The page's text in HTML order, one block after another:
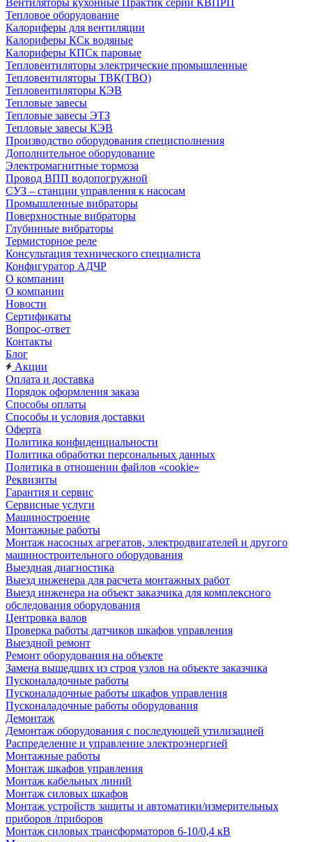
Вентиляторы кухонные Практик серии КВПРП
Тепловое оборудование
Калориферы для вентиляции
Калориферы КСк водяные
Калориферы КПСк паровые
Тепловентиляторы электрические промышленные
Тепловентиляторы ТВК(ТВО)
Тепловентиляторы КЭВ
Тепловые завесы
Тепловые завесы ЭТЗ
Тепловые завесы КЭВ
Производство оборудования специсполнения
Дополнительное оборудование
Электромагнитные тормоза
Провод ВПП водопогружной
СУЗ – станции управления к насосам
Промышленные вибраторы
Поверхностные вибраторы
Глубинные вибраторы
Термисторное реле
Консультация технического специалиста
Конфигуратор АДЧР
О компании
О компании
Новости
Сертификаты
Вопрос-ответ
Контакты
Блог
Акции
Оплата и доставка
Порядок оформления заказа
Способы оплаты
Способы и условия доставки
Оферта
Политика конфиденциальности
Политика обработки персональных данных
Политика в отношении файлов «cookie»
Реквизиты
Гарантия и сервис
Сервисные услуги
Машиностроение
Монтажные работы
Монтаж насосных агрегатов, электродвигателей и другого
машиностроительного оборудования
Выездная диагностика
Выезд инженера для расчета монтажных работ
Выезд инженера на объект заказчика для комплексного
обследования оборудования
Центровка валов
Проверка работы датчиков шкафов управления
Выездной ремонт
Ремонт оборудования на объекте
Замена вышедших из строя узлов на объекте заказчика
Пусконаладочные работы
Пусконаладочные работы шкафов управления
Пусконаладочные работы оборудования
Демонтаж
Демонтаж оборудования с последующей утилизацией
Распределение и управление электроэнергией
Монтажные работы
Монтаж шкафов управления
Монтаж кабельных линий
Монтаж силовых шкафов
Монтаж устройств защиты и автоматики/измерительных
приборов /приборов
Монтаж силовых трансформаторов 6-10/0,4 кВ